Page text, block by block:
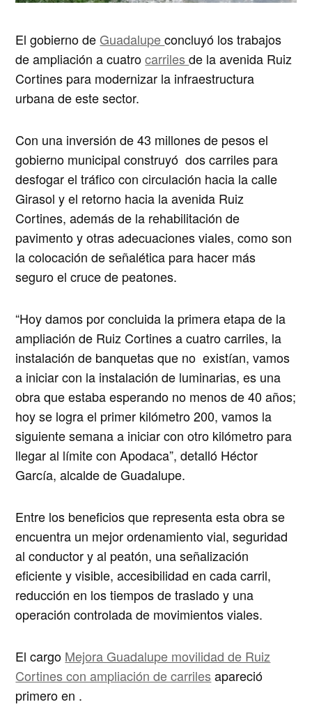
El gobierno deGuadalupeconcluyó los trabajos
de ampliación a cuatrocarrilesde la avenida Ruiz
Cortines para modernizar la infraestructura
urbana de este sector.
Con una inversión de 43 millones de pesos el
gobierno municipal construyó dos carriles para
desfogar el tráfico con circulación hacia la calle
Girasol y el retorno hacia la avenida Ruiz
Cortines, además de la rehabilitación de
pavimento y otras adecuaciones viales, como son
la colocación de señalética para hacer más
seguro el cruce de peatones.
“Hoy damos por concluida la primera etapa de la
ampliación de Ruiz Cortines a cuatro carriles, la
instalación de banquetas que no existían, vamos
a iniciar con la instalación de luminarias, es una
obra que estaba esperando no menos de 40 años;
hoy se logra el primer kilómetro 200, vamos la
siguiente semana a iniciar con otro kilómetro para
llegar al límite con Apodaca”, detalló Héctor
García, alcalde de Guadalupe.
Entre los beneficios que representa esta obra se
encuentra un mejor ordenamiento vial, seguridad
al conductor y al peatón, una señalización
eficiente y visible, accesibilidad en cada carril,
reducción en los tiempos de traslado y una
operación controlada de movimientos viales.
El cargo Mejora Guadalupe movilidad de Ruiz
Cortines con ampliación de carrilesapareció
primero en .